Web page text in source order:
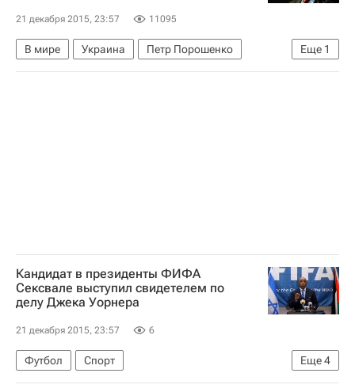
21 декабря 2015, 23:57 11095
Еще 1
В мире Украина
Петр Порошенко
Европарламент
Кандидат в президенты ФИФА
Сексвале выступил свидетелем по
делу Джека Уорнера
21 декабря 2015, 23:57 6
Еще4
Футбол
Спорт
Международная федерация футбола (ФИФА)